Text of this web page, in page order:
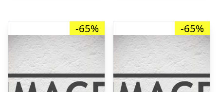
-65% -65%